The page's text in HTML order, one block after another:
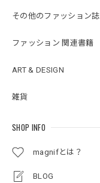
その他のファッション誌
ファッション 関連書籍
ART & DESIGN
雑貨
SHOP INFO
magnifとは？
BLOG